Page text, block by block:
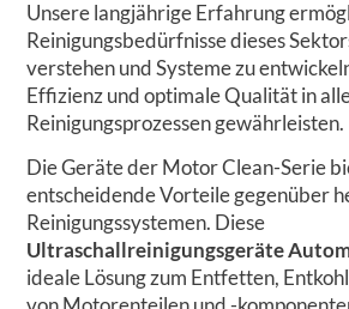
Unsere langjährige Erfahrung
Reinigungsbedürfnisse dieses
verstehen und Systeme zu
Effizienz und optimale Qualität in
Reinigungsprozessen gewährleisten.
Die Geräte der Motor Clean-Serie
entscheidende Vorteile gegenüber
Reinigungssystemen. Diese
Ultraschallreinigungsgeräte
ideale Lösung zum Entfetten,